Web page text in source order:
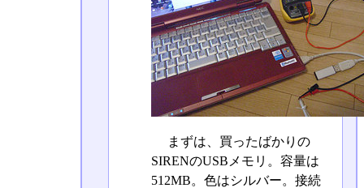
まずは、買ったばかりの
SIRENのUSBメモリ。容量は
512MB。色はシルバー。接続